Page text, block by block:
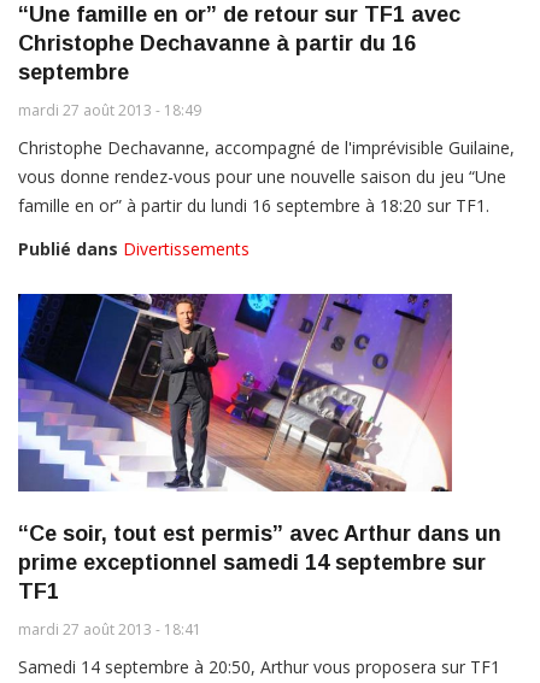
“Une famille en or” de retour sur TF1 avec
Christophe Dechavanne à partir du 16
septembre
mardi 27 août 2013 - 18:49
Christophe Dechavanne, accompagné de l'imprévisible Guilaine,
vous donne rendez-vous pour une nouvelle saison du jeu “Une
famille en or” à partir du lundi 16 septembre à 18:20 sur TF1.
Publié dans Divertissements
“Ce soir, tout est permis” avec Arthur dans un
prime exceptionnel samedi 14 septembre sur
TF1
mardi 27 août 2013 - 18:41
Samedi 14 septembre à 20:50, Arthur vous proposera sur TF1